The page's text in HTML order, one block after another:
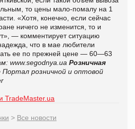
то цены мало-помалу на 1
«Хотя, конечно, если сейчас
ничего не изменится, то и
— комментирует ситуацию
что в мае любители
ее по прежней цене — 60—63
www.segodnya.ua Розничная
Портал розничной и оптовой
TradeMaster.ua
> Все новости